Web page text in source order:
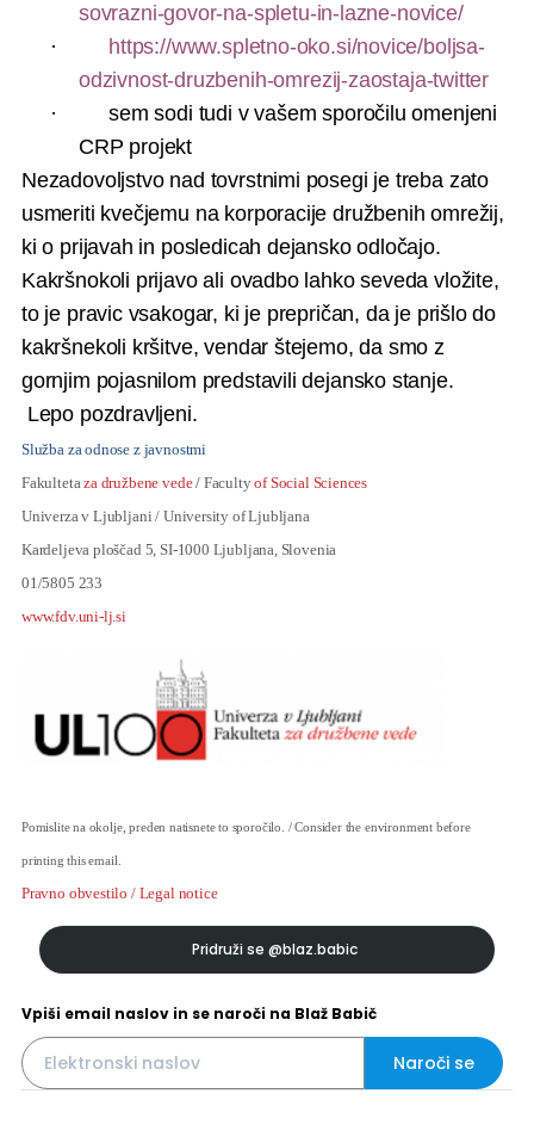
sovrazni-govor-na-spletu-in-lazne-novice/
· https://www.spletno-oko.si/novice/boljsa-
odzivnost-druzbenih-omrezij-zaostaja-twitter
· sem sodi tudi v vašem sporočilu omenjeni
CRP projekt
Nezadovoljstvo nad tovrstnimi posegi je treba zato
usmeriti kvečjemu na korporacije družbenih omrežij,
ki o prijavah in posledicah dejansko odločajo.
Kakršnokoli prijavo ali ovadbo lahko seveda vložite,
to je pravic vsakogar, ki je prepričan, da je prišlo do
kakršnekoli kršitve, vendar štejemo, da smo z
gornjim pojasnilom predstavili dejansko stanje.
Lepo pozdravljeni.
Služba za odnose z javnostmi
Fakultetaza družbene vede/ Facultyof Social Sciences
Univerza v Ljubljani / University of Ljubljana
Kardeljeva ploščad 5, SI-1000 Ljubljana, Slovenia
01/5805 233
www.fdv.uni-lj.si
Pomislite na okolje, preden natisnete to sporočilo. / Consider the environment before
printing this email.
Pravno obvestilo / Legal notice
Pridruži se @blaz.babic
Vpiši email naslov in se naroči na Blaž Babič
Naroči se